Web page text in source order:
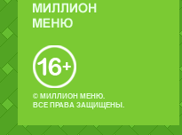
© МИЛЛИОН МЕНЮ.
ВСЕ ПРАВА ЗАЩИЩЕНЫ.